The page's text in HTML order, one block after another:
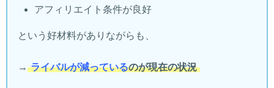
アフィリエイト条件が良好
という好材料がありながらも、
→ ライバルが減っているのが現在の状況